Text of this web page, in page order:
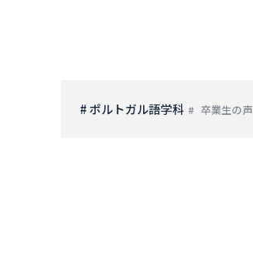
# ポルトガル語学科 卒業生の声